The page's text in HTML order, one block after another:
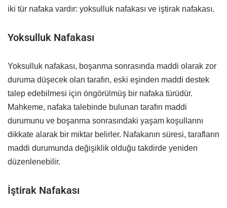
iki tür nafaka vardır: yoksulluk nafakası ve iştirak nafakası.
Yoksulluk Nafakası
Yoksulluk nafakası, boşanma sonrasında maddi olarak zor
duruma düşecek olan tarafın, eski eşinden maddi destek
talep edebilmesi için öngörülmüş bir nafaka türüdür.
Mahkeme, nafaka talebinde bulunan tarafın maddi
durumunu ve boşanma sonrasındaki yaşam koşullarını
dikkate alarak bir miktar belirler. Nafakanın süresi, tarafların
maddi durumunda değişiklik olduğu takdirde yeniden
düzenlenebilir.
İştirak Nafakası